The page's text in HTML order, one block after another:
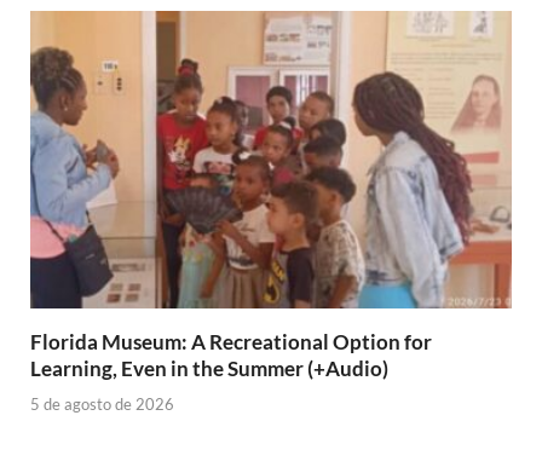
Florida Museum: A Recreational Option for
Learning, Even in the Summer (+Audio)
5 de agosto de 2026